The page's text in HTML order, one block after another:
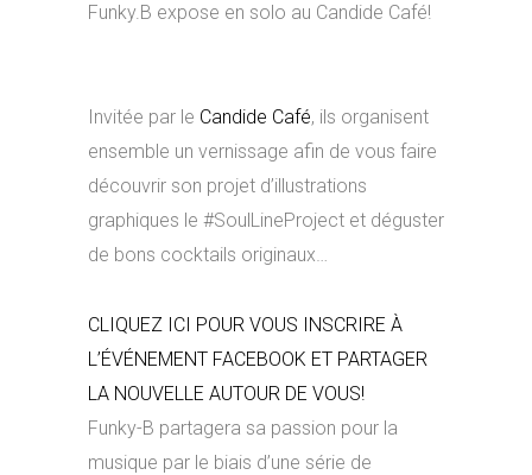
Funky.B expose en solo au Candide Café!
Invitée par le Candide Café, ils organisent
ensemble un vernissage afin de vous faire
découvrir son projet d’illustrations
graphiques le #SoulLineProject et déguster
de bons cocktails originaux…
CLIQUEZ ICI POUR VOUS INSCRIRE À
L’ÉVÉNEMENT FACEBOOK ET PARTAGER
LA NOUVELLE AUTOUR DE VOUS!
Funky-B partagera sa passion pour la
musique par le biais d’une série de